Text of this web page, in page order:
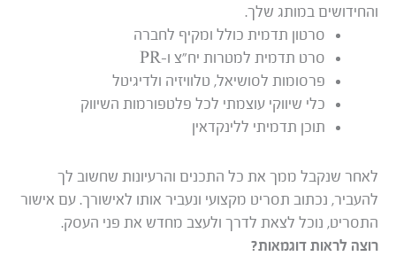
והחידושים במותג שלך.
סרטון תדמית כולל ומקיף לחברה
סרט תדמית למטרות יח”צ ו-PR
פרסומות לסושיאל, טלוויזיה ולדיגיטל
כלי שיווקי עוצמתי לכל פלטפורמות השיווק
תוכן תדמיתי ללינקדאין
לאחר שנקבל ממך את כל התכנים והרעיונות שחשוב לך
להעביר, נכתוב תסריט מקצועי ונעביר אותו לאישורך. עם אישור
התסריט, נוכל לצאת לדרך ולעצב מחדש את פני העסק.
רוצה לראות דוגמאות?